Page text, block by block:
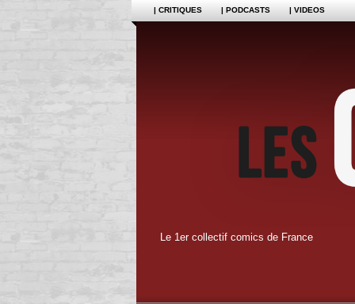
| CRITIQUES | PODCASTS | VIDEOS
Le 1er collectif comics de France